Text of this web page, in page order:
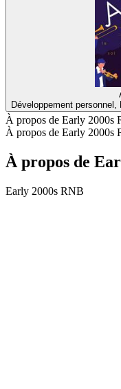
Développement
À propos de Early 2000s
À propos de Early 2000s
À propos de
Early 2000s RNB